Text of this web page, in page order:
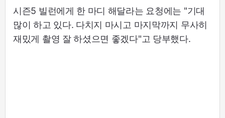
시즌5 빌런에게 한 마디 해달라는 요청에는 "기대
많이 하고 있다. 다치지 마시고 마지막까지 무사히
재밌게 촬영 잘 하셨으면 좋겠다"고 당부했다.